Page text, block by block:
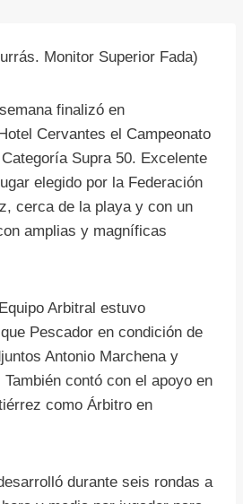
Monitor Superior Fada)
finalizó en
Cervantes el Campeonato
Supra 50. Excelente
elegido por la Federación
cerca de la playa y con un
amplias y magníficas
Arbitral estuvo
Pescador en condición de
Antonio Marchena y
contó con el apoyo en
como Árbitro en
durante seis rondas a